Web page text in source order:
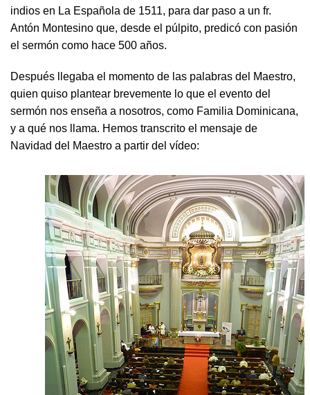
indios en La Española de 1511, para dar paso a un fr.
Antón Montesino que, desde el púlpito, predicó con pasión
el sermón como hace 500 años.
Después llegaba el momento de las palabras del Maestro,
quien quiso plantear brevemente lo que el evento del
sermón nos enseña a nosotros, como Familia Dominicana,
y a qué nos llama. Hemos transcrito el mensaje de
Navidad del Maestro a partir del vídeo: